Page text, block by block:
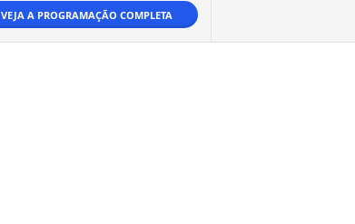
VEJA A PROGRAMAÇÃO COMPLETA